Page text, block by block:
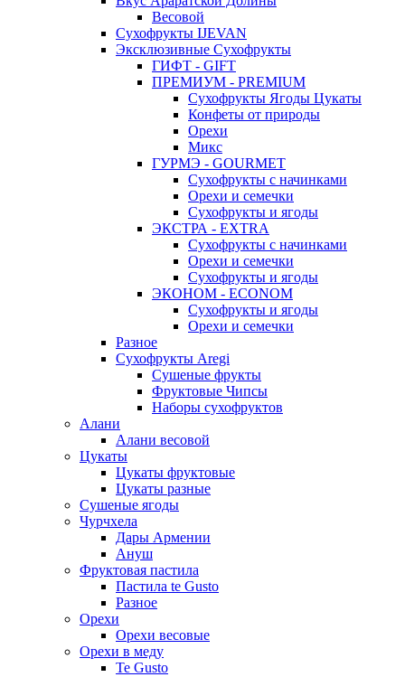
Весовой
Сухофрукты IJEVAN
Эксклюзивные Сухофрукты
ГИФТ - GIFT
ПРЕМИУМ - PREMIUM
Сухофрукты Ягоды Цукаты
Конфеты от природы
Орехи
Микс
ГУРМЭ - GOURMET
Сухофрукты с начинками
Орехи и семечки
Сухофрукты и ягоды
ЭКСТРА - EXTRA
Сухофрукты с начинками
Орехи и семечки
Сухофрукты и ягоды
ЭКОНОМ - ECONOM
Сухофрукты и ягоды
Орехи и семечки
Разное
Сухофрукты Aregi
Сушеные фрукты
Фруктовые Чипсы
Наборы сухофруктов
Алани
Алани весовой
Цукаты
Цукаты фруктовые
Цукаты разные
Сушеные ягоды
Чурчхела
Дары Армении
Ануш
Фруктовая пастила
Пастила te Gusto
Разное
Орехи
Орехи весовые
Орехи в меду
Te Gusto